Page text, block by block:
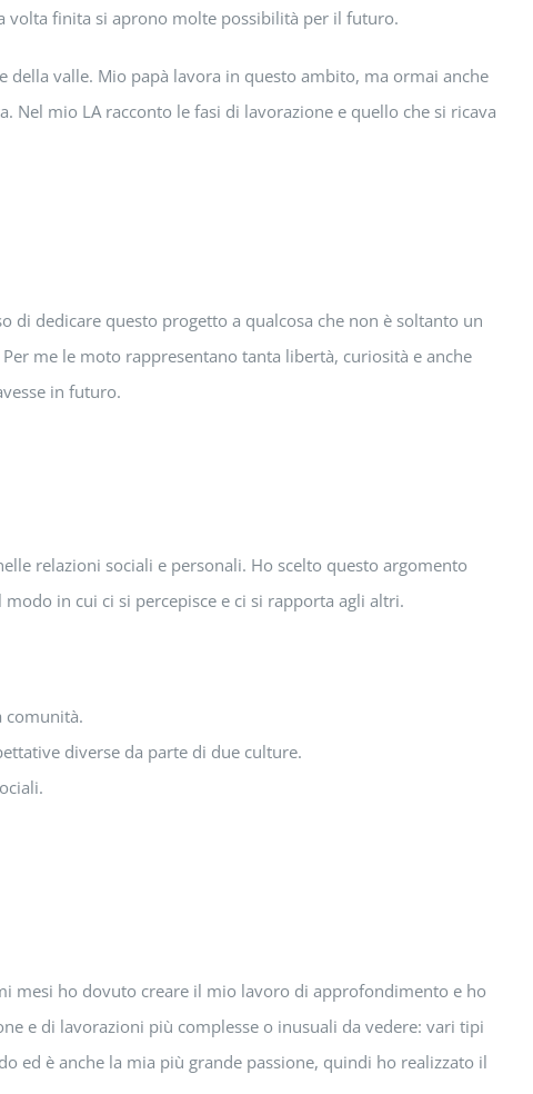
volta finita si aprono molte possibilità per il futuro.
valle. Mio papà lavora in questo ambito, ma ormai anche
mio LA racconto le fasi di lavorazione e quello che si ricava
di dedicare questo progetto a qualcosa che non è soltanto un
me le moto rappresentano tanta libertà, curiosità e anche
in futuro.
relazioni sociali e personali. Ho scelto questo argomento
in cui ci si percepisce e ci si rapporta agli altri.
comunità.
diverse da parte di due culture.
mesi ho dovuto creare il mio lavoro di approfondimento e ho
e di lavorazioni più complesse o inusuali da vedere: vari tipi
ed è anche la mia più grande passione, quindi ho realizzato il